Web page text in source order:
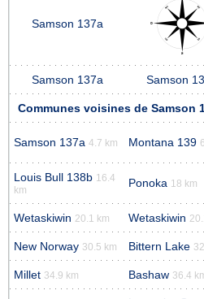
Samson 137a
Samson 137a Samson
Communes voisines de Samson
Samson 137a 4.7 km Montana 139
Louis Bull 138b 16.4
km
Ponoka 18 km
Wetaskiwin 20.1 km Wetaskiwin
New Norway 30.5 km Bittern Lake
Millet 34.9 km Bashaw 36.4